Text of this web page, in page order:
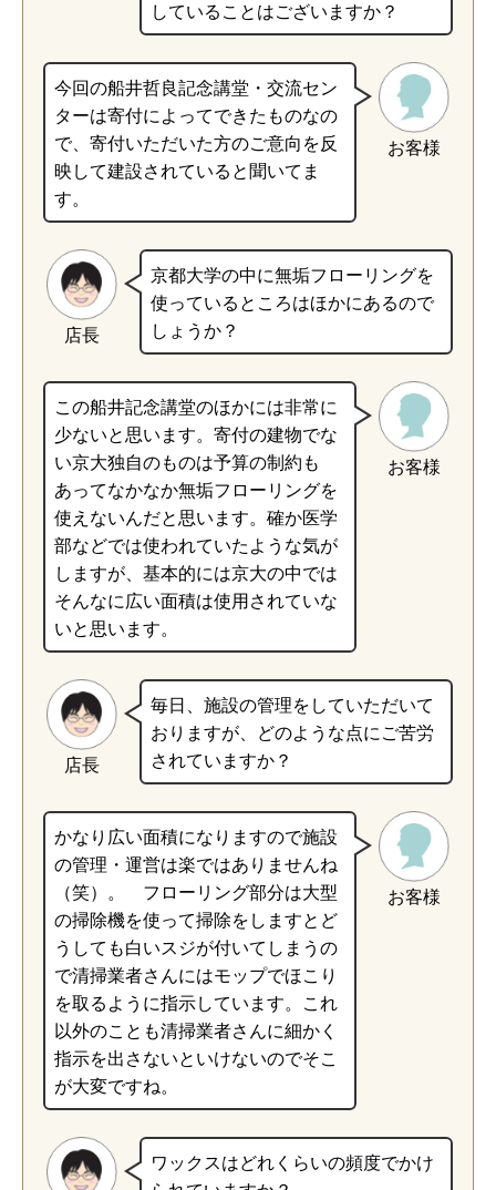
していることはございますか？
お客様
今回の船井哲良記念講堂・交流セン
ターは寄付によってできたものなの
で、寄付いただいた方のご意向を反
映して建設されていると聞いてま
す。
店長
京都大学の中に無垢フローリングを
使っているところはほかにあるので
しょうか？
お客様
この船井記念講堂のほかには非常に
少ないと思います。寄付の建物でな
い京大独自のものは予算の制約も
あってなかなか無垢フローリングを
使えないんだと思います。確か医学
部などでは使われていたような気が
しますが、基本的には京大の中では
そんなに広い面積は使用されていな
いと思います。
店長
毎日、施設の管理をしていただいて
おりますが、どのような点にご苦労
されていますか？
お客様
かなり広い面積になりますので施設
の管理・運営は楽ではありませんね
（笑）。 フローリング部分は大型
の掃除機を使って掃除をしますとど
うしても白いスジが付いてしまうの
で清掃業者さんにはモップでほこり
を取るように指示しています。これ
以外のことも清掃業者さんに細かく
指示を出さないといけないのでそこ
が大変ですね。
ワックスはどれくらいの頻度でかけ